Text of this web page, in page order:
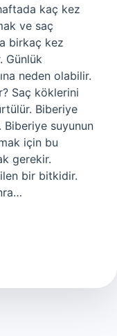
kaç kez
ve saç
birkaç kez
Günlük
neden olabilir.
Saç köklerini
Biberiye
Biberiye suyunun
için bu
gerekir.
bir bitkidir.